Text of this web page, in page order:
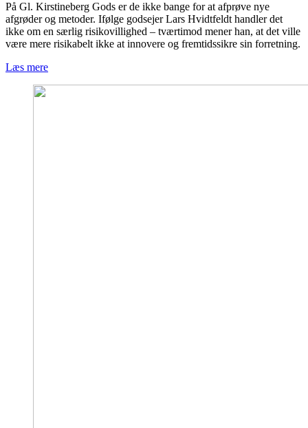
På Gl. Kirstineberg Gods er de ikke bange for at afprøve nye
afgrøder og metoder. Ifølge godsejer Lars Hvidtfeldt handler det
ikke om en særlig risikovillighed – tværtimod mener han, at det ville
være mere risikabelt ikke at innovere og fremtidssikre sin forretning.
Læs mere